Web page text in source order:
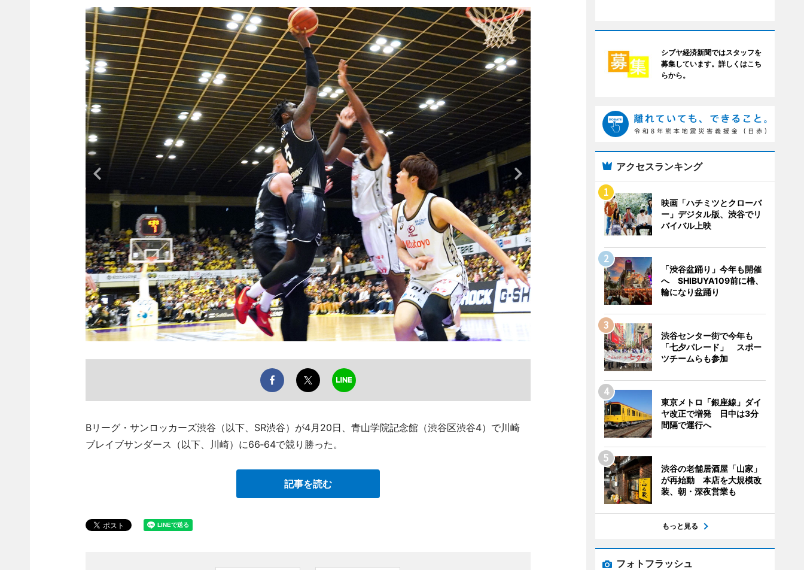
Bリーグ・サンロッカーズ渋谷（以下、SR渋谷）が4月20日、青山学院記念館（渋谷区渋谷4）で川崎
ブレイブサンダース（以下、川崎）に66‐64で競り勝った。
記事を読む
シブヤ経済新聞ではスタッフを
募集しています。詳しくはこち
らから。
アクセスランキング
映画「ハチミツとクローバ
ー」デジタル版、渋谷でリ
バイバル上映
「渋谷盆踊り」今年も開催
へ SHIBUYA109前に櫓、
輪になり盆踊り
渋谷センター街で今年も
「七夕パレード」 スポー
ツチームらも参加
東京メトロ「銀座線」ダイ
ヤ改正で増発 日中は3分
間隔で運行へ
渋谷の老舗居酒屋「山家」
が再始動 本店を大規模改
装、朝・深夜営業も
もっと見る
フォトフラッシュ